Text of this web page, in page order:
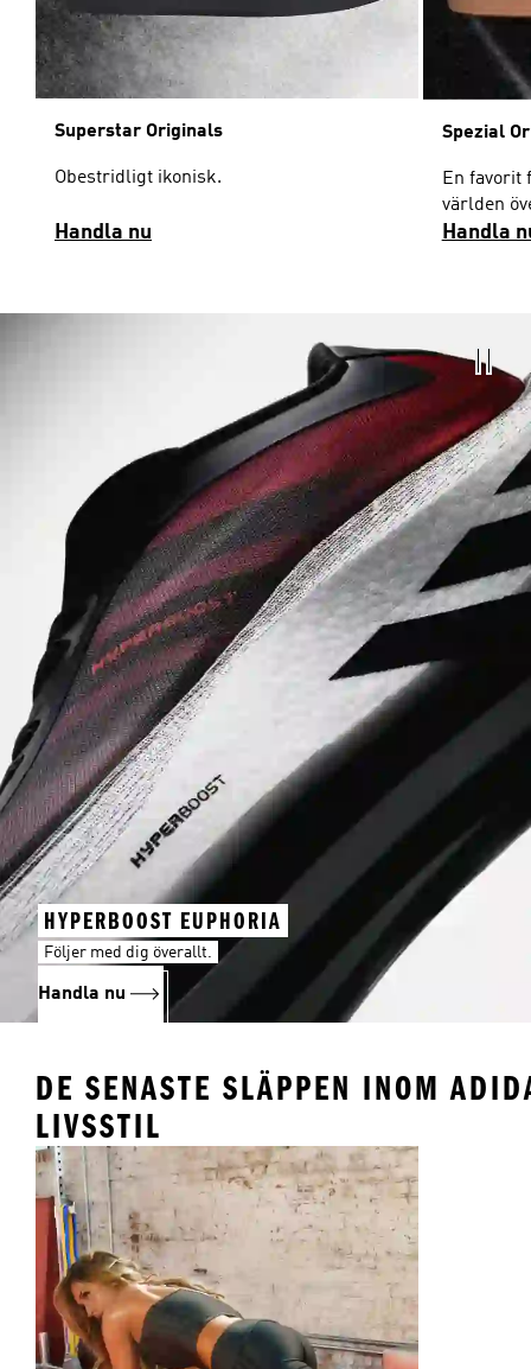
Superstar Originals
Obestridligt ikonisk.
Handla nu
Spezial
En favorit
världen
Handla
HYPERBOOST EUPHORIA
Följer med dig överallt.
Handla nu
DE SENASTE SLÄPPEN INOM
LIVSSTIL